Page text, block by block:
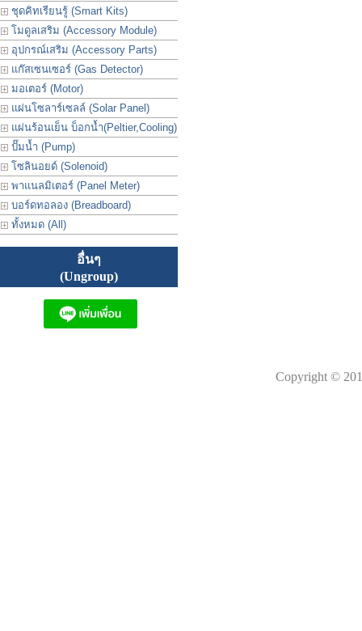
ชุดคิทเรียนรู้ (Smart Kits)
โมดูลเสริม (Accessory Module)
อุปกรณ์เสริม (Accessory Parts)
แก๊สเซนเซอร์ (Gas Detector)
มอเตอร์ (Motor)
แผ่นโซลาร์เซลล์ (Solar Panel)
แผ่นร้อนเย็น บ็อกน้ำ(Peltier,Cooling)
ปั๊มน้ำ (Pump)
โซลินอยด์ (Solenoid)
พาแนลมิเตอร์ (Panel Meter)
บอร์ดทอลอง (Breadboard)
ทั้งหมด (All)
อื่นๆ
(Ungroup)
Copyright ©